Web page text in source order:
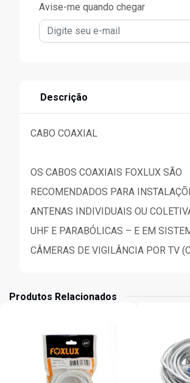
Avise-me quando chegar
Descrição
CABO COAXIAL
OS CABOS COAXIAIS FOXLUX SÃO
RECOMENDADOS PARA
ANTENAS INDIVIDUAIS OU
UHF E PARABÓLICAS – E EM
CÂMERAS DE VIGILÂNCIA POR TV
Produtos Relacionados